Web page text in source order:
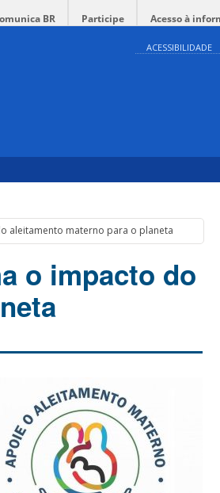
BR Participe Acesso à
ACESSIBILIDADE
aleitamento materno para o planeta
o impacto do